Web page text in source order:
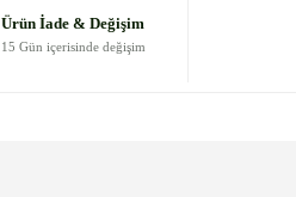
Ürün İade & Değişim
15 Gün içerisinde değişim